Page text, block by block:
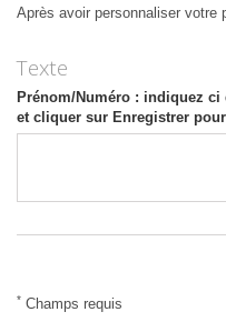
Après avoir personnaliser votre
Texte
Prénom/Numéro : indiquez
et cliquer sur Enregistrer
* Champs requis